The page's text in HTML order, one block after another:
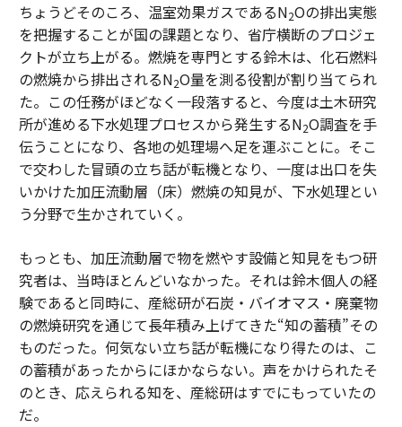
ちょうどそのころ、温室効果ガスであるN2Oの排出実態
を把握することが国の課題となり、省庁横断のプロジェ
クトが立ち上がる。燃焼を専門とする鈴木は、化石燃料
の燃焼から排出されるN2O量を測る役割が割り当てられ
た。この任務がほどなく一段落すると、今度は土木研究
所が進める下水処理プロセスから発生するN2O調査を手
伝うことになり、各地の処理場へ足を運ぶことに。そこ
で交わした冒頭の立ち話が転機となり、一度は出口を失
いかけた加圧流動層（床）燃焼の知見が、下水処理とい
う分野で生かされていく。
もっとも、加圧流動層で物を燃やす設備と知見をもつ研
究者は、当時ほとんどいなかった。それは鈴木個人の経
験であると同時に、産総研が石炭・バイオマス・廃棄物
の燃焼研究を通じて長年積み上げてきた“知の蓄積”その
ものだった。何気ない立ち話が転機になり得たのは、こ
の蓄積があったからにほかならない。声をかけられたそ
のとき、応えられる知を、産総研はすでにもっていたの
だ。